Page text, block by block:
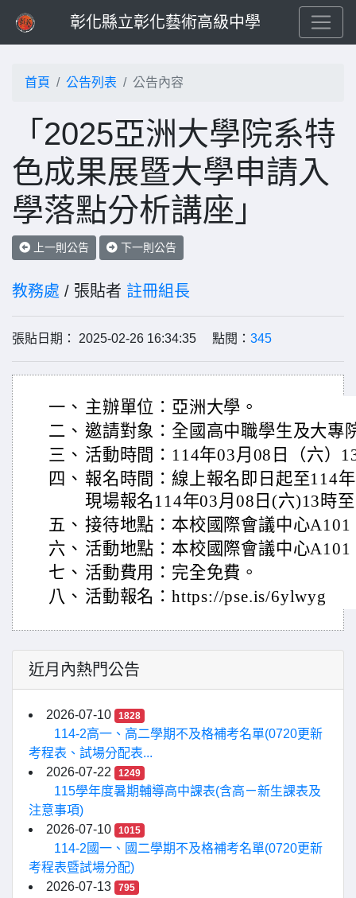
彰化縣立彰化藝術高級中學
首頁 公告列表 公告內容
「2025亞洲大學院系特
色成果展暨大學申請入
學落點分析講座」
上一則公告 下一則公告
教務處 / 張貼者 註冊組長
張貼日期： 2025-02-26 16:34:35 點閱： 345
一、 主辦單位：亞洲大學。
二、 邀請對象：全國高中職學生及大專
三、 活動時間：114年03月08日（六）
四、 報名時間：線上報名即日起至114
現場報名114年03月08日(六)13時
五、 接待地點：本校國際會議中心A101
六、 活動地點：本校國際會議中心
七、 活動費用：完全免費。
八、 活動報名：https://pse.is/6ylwyg
近月內熱門公告
2026-07-10 1828
114-2高一、高二學期不及格補考名單(0720更新
考程表、試場分配表...
2026-07-22
1249
115學年度暑期輔導高中課表(含高ㄧ新生課表及
注意事項)
2026-07-10
1015
114-2國一、國二學期不及格補考名單(0720更新
考程表暨試場分配)
2026-07-13
795